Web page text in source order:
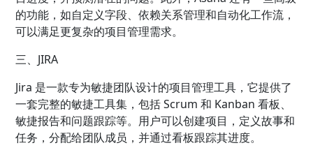
的功能，如自定义字段、依赖关系管理和自动化工作流，
可以满足更复杂的项目管理需求。
三、JIRA
Jira 是一款专为敏捷团队设计的项目管理工具，它提供了
一套完整的敏捷工具集，包括 Scrum 和 Kanban 看板、
敏捷报告和问题跟踪等。用户可以创建项目，定义故事和
任务，分配给团队成员，并通过看板跟踪其进度。